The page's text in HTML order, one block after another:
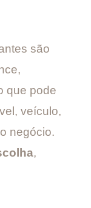
são
que pode
veículo,
negócio.
,